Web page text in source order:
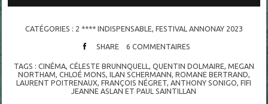
CATÉGORIES : 2 **** INDISPENSABLE FESTIVAL ANNONAY 2023
SHARE 6 COMMENTAIRES
TAGS : CINÉMA, CÉLESTE BRUNNQUELL QUENTIN DOLMAIRE MEGAN
NORTHAM CHLOÉ MONS ILAN SCHERMANN ROMANE BERTRAND
LAURENT POITRENAUX ,FRANÇOIS NÉGRET ANTHONY SONIGO ,FIFI
JEANNE ASLAN ET PAUL SAINTILLAN